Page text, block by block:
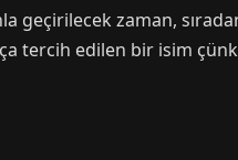
geçirilecek zaman,
tercih edilen bir isim